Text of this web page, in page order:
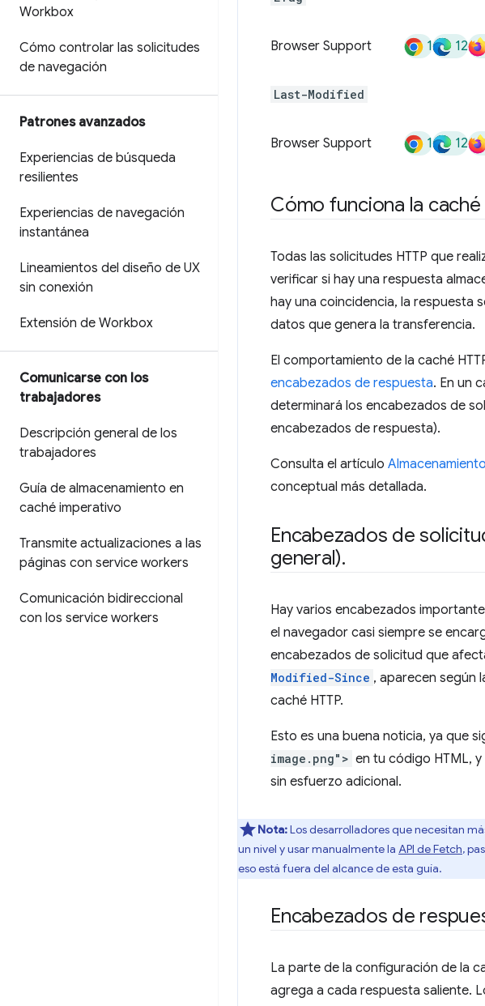
Workbox
Cómo controlar las solicitudes
de navegación
Patrones avanzados
Experiencias de búsqueda
resilientes
Experiencias de navegación
instantánea
Lineamientos del diseño de UX
sin conexión
Extensión de Workbox
Comunicarse con los
trabajadores
Descripción general de los
trabajadores
Guía de almacenamiento en
caché imperativo
Transmite actualizaciones a las
páginas con service workers
Comunicación bidireccional
con los service workers
Browser Support 1 12
Last-Modified
Browser Support 1 12
Cómo funciona la caché
Todas las solicitudes HTTP que
verificar si hay una respuesta
hay una coincidencia, la respuesta
datos que genera la transferencia.
El comportamiento de la caché
encabezados de respuesta. En un
determinará los encabezados de
encabezados de respuesta).
Consulta el artículo
conceptual más detallada.
Encabezados de
general).
Hay varios encabezados
el navegador casi siempre se
encabezados de solicitud que
Modified-Since , aparecen según
caché HTTP.
Esto es una buena noticia, ya que
image.png"> en tu código HTML,
sin esfuerzo adicional.
Nota:Los desarrolladores que necesitan
un nivel y usar manualmente la API de Fetch,
eso está fuera del alcance de esta guía.
Encabezados de
La parte de la configuración de la
agrega a cada respuesta saliente.